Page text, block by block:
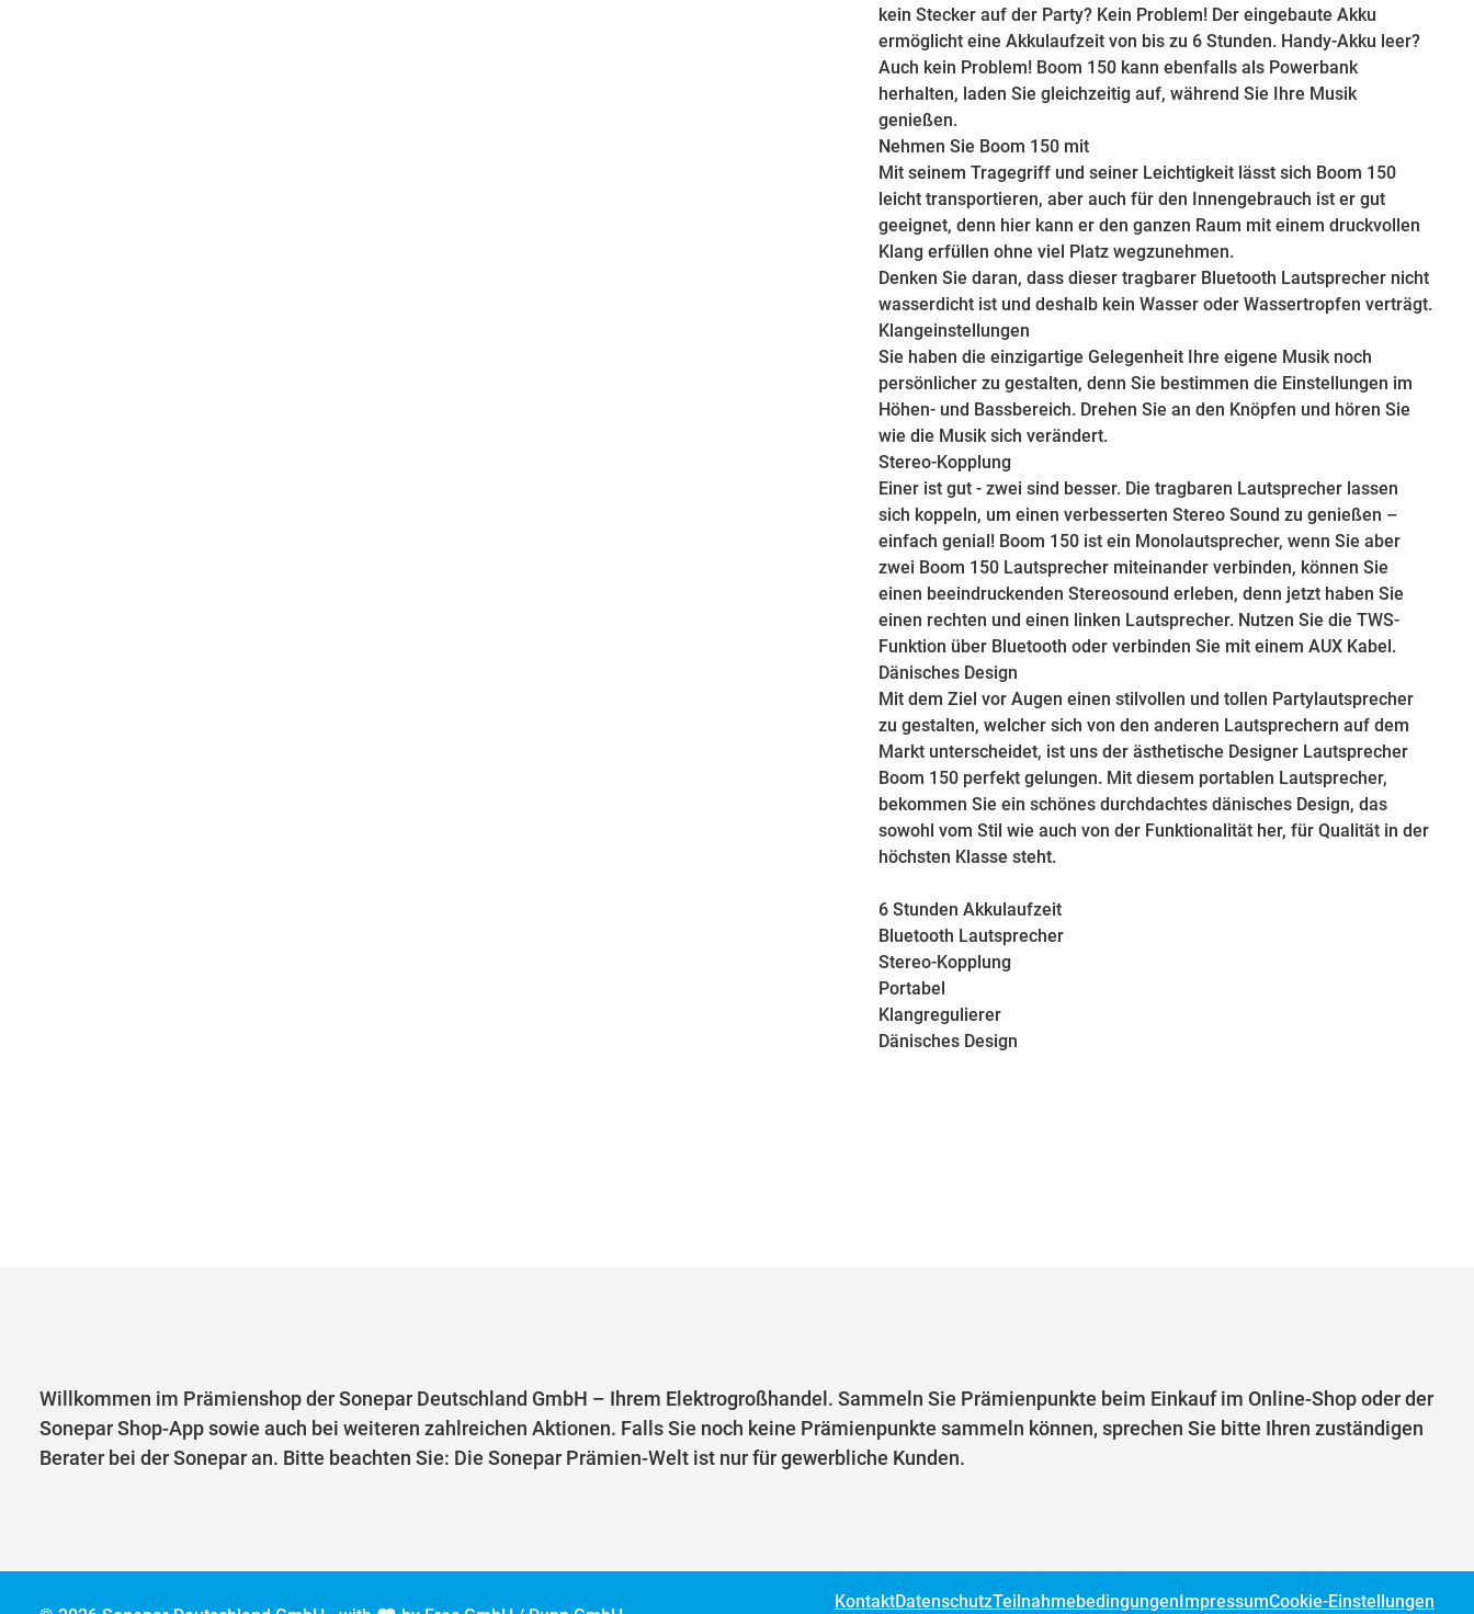
kein Stecker auf der Party? Kein Problem! Der eingebaute Akku
ermöglicht eine Akkulaufzeit von bis zu 6 Stunden. Handy-Akku leer?
Auch kein Problem! Boom 150 kann ebenfalls als Powerbank
herhalten, laden Sie gleichzeitig auf, während Sie Ihre Musik
genießen.
Nehmen Sie Boom 150 mit
Mit seinem Tragegriff und seiner Leichtigkeit lässt sich Boom 150
leicht transportieren, aber auch für den Innengebrauch ist er gut
geeignet, denn hier kann er den ganzen Raum mit einem druckvollen
Klang erfüllen ohne viel Platz wegzunehmen.
Denken Sie daran, dass dieser tragbarer Bluetooth Lautsprecher nicht
wasserdicht ist und deshalb kein Wasser oder Wassertropfen verträgt.
Klangeinstellungen
Sie haben die einzigartige Gelegenheit Ihre eigene Musik noch
persönlicher zu gestalten, denn Sie bestimmen die Einstellungen im
Höhen- und Bassbereich. Drehen Sie an den Knöpfen und hören Sie
wie die Musik sich verändert.
Stereo-Kopplung
Einer ist gut - zwei sind besser. Die tragbaren Lautsprecher lassen
sich koppeln, um einen verbesserten Stereo Sound zu genießen –
einfach genial! Boom 150 ist ein Monolautsprecher, wenn Sie aber
zwei Boom 150 Lautsprecher miteinander verbinden, können Sie
einen beeindruckenden Stereosound erleben, denn jetzt haben Sie
einen rechten und einen linken Lautsprecher. Nutzen Sie die TWS-
Funktion über Bluetooth oder verbinden Sie mit einem AUX Kabel.
Dänisches Design
Mit dem Ziel vor Augen einen stilvollen und tollen Partylautsprecher
zu gestalten, welcher sich von den anderen Lautsprechern auf dem
Markt unterscheidet, ist uns der ästhetische Designer Lautsprecher
Boom 150 perfekt gelungen. Mit diesem portablen Lautsprecher,
bekommen Sie ein schönes durchdachtes dänisches Design, das
sowohl vom Stil wie auch von der Funktionalität her, für Qualität in der
höchsten Klasse steht.
6 Stunden Akkulaufzeit
Bluetooth Lautsprecher
Stereo-Kopplung
Portabel
Klangregulierer
Dänisches Design
Willkommen im Prämienshop der Sonepar Deutschland GmbH – Ihrem Elektrogroßhandel. Sammeln Sie Prämienpunkte beim Einkauf im Online-Shop oder der
Sonepar Shop-App sowie auch bei weiteren zahlreichen Aktionen. Falls Sie noch keine Prämienpunkte sammeln können, sprechen Sie bitte Ihren zuständigen
Berater bei der Sonepar an. Bitte beachten Sie: Die Sonepar Prämien-Welt ist nur für gewerbliche Kunden.
KontaktDatenschutzTeilnahmebedingungenImpressumCookie-Einstellungen